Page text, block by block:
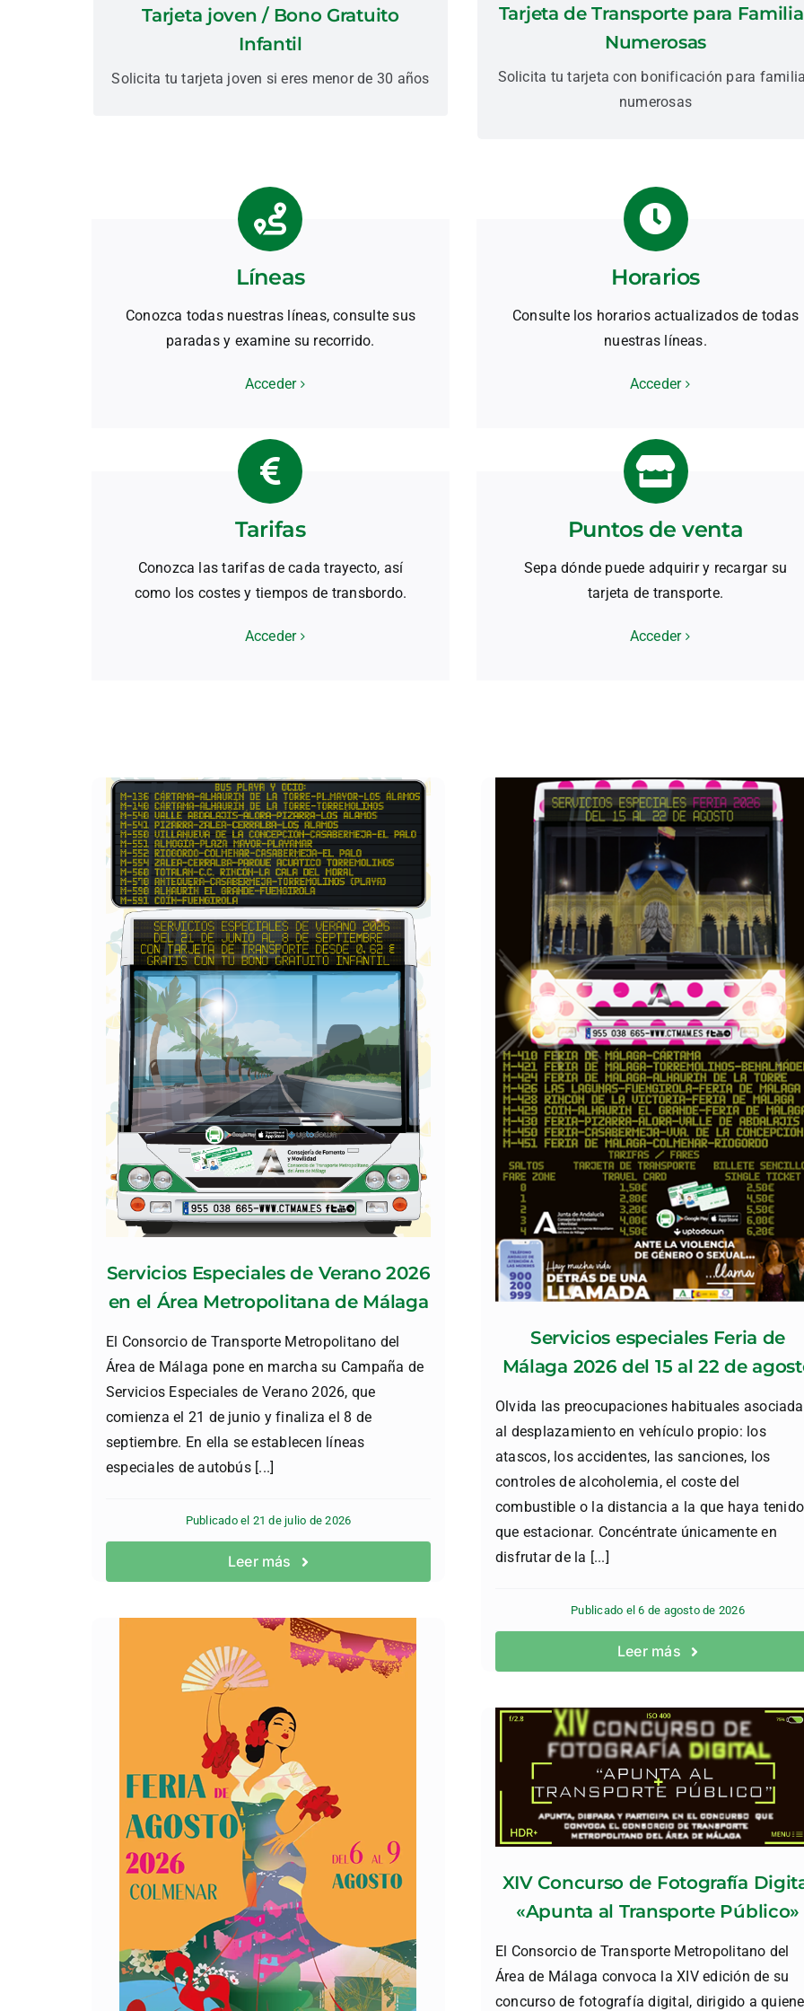
Tarjeta joven / Bono Gratuito
Infantil
Solicita tu tarjeta joven si eres menor de 30 años
ti.
Más información
Tarjeta de Transporte para
Numerosas
Solicita tu tarjeta con bonificación para
numerosas
bonificaciones en el transporte
Más información
Líneas
Conozca todas nuestras líneas, consulte sus
paradas y examine su recorrido.
Acceder
Horarios
Consulte los horarios actualizados de todas
nuestras líneas.
Acceder
Tarifas
Conozca las tarifas de cada trayecto, así
como los costes y tiempos de transbordo.
Acceder
Puntos de venta
Sepa dónde puede adquirir y recargar su
tarjeta de transporte.
Acceder
Servicios Especiales de Verano 2026
en el Área Metropolitana de Málaga
El Consorcio de Transporte Metropolitano del
Área de Málaga pone en marcha su Campaña de
Servicios Especiales de Verano 2026, que
comienza el 21 de junio y finaliza el 8 de
septiembre. En ella se establecen líneas
especiales de autobús [...]
Publicado el 21 de julio de 2026
Leer más
Servicios especiales Feria de
Málaga 2026 del 15 al 22 de
Olvida las preocupaciones habituales
al desplazamiento en vehículo propio: los
atascos, los accidentes, las sanciones, los
controles de alcoholemia, el coste del
combustible o la distancia a la que haya tenido
que estacionar. Concéntrate únicamente en
disfrutar de la [...]
Publicado el 6 de agosto de 2026
Leer más
XIV Concurso de Fotografía
«Apunta al Transporte Público»
El Consorcio de Transporte Metropolitano del
Área de Málaga convoca la XIV edición de su
concurso de fotografía digital, dirigido a